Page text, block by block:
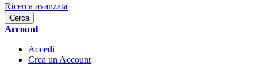
Ricerca avanzata
Cerca
Account
Accedi
Crea un Account